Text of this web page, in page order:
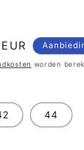
worden
44